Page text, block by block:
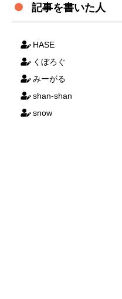
記事を書いた人
HASE
くぼろぐ
みーがる
shan-shan
snow